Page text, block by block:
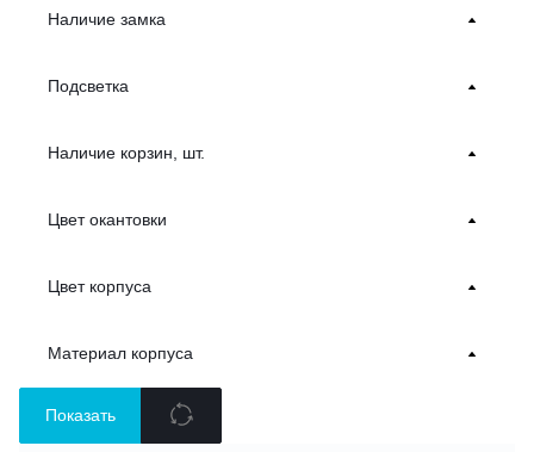
Наличие замка
Подсветка
Наличие корзин, шт.
Цвет окантовки
Цвет корпуса
Материал корпуса
Показать